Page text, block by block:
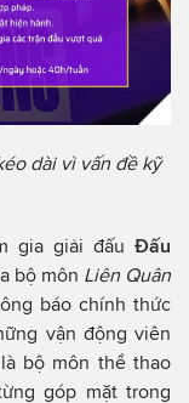
dài vì vấn đề kỹ
gia giải đấu Đấu
bộ môn Liên Quân
báo chính thức
vận động viên
bộ môn thể thao
góp mặt trong